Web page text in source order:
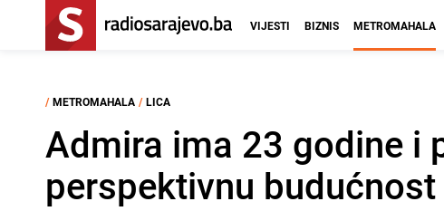
VIJESTI BIZNIS METROMAHALA
/ METROMAHALA / LICA
Admira ima 23 godine i
perspektivnu budućnost